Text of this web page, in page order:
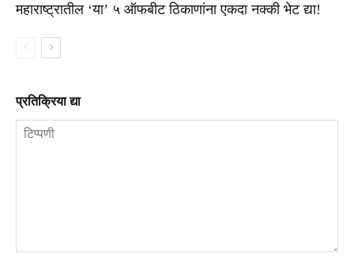
महाराष्ट्रातील ‘या’ ५ ऑफबीट ठिकाणांना एकदा नक्की भेट द्या!
प्रतिक्रिया द्या